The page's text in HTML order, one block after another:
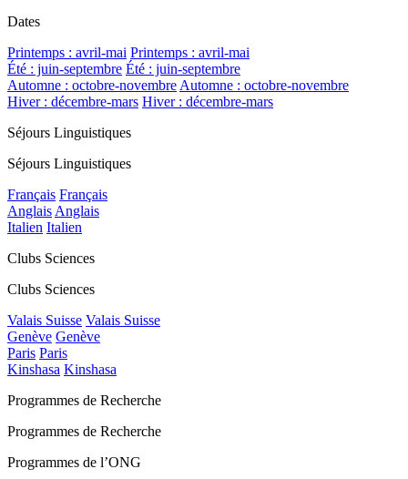
Dates
Printemps : avril-mai Printemps : avril-mai
Été : juin-septembre Été : juin-septembre
Automne : octobre-novembreAutomne : octobre-novembre
Hiver : décembre-mars Hiver : décembre-mars
Séjours Linguistiques
Séjours Linguistiques
Français Français
AnglaisAnglais
Italien Italien
Clubs Sciences
Clubs Sciences
Valais Suisse Valais Suisse
Genève Genève
Paris Paris
Kinshasa Kinshasa
Programmes de Recherche
Programmes de Recherche
Programmes de l’ONG